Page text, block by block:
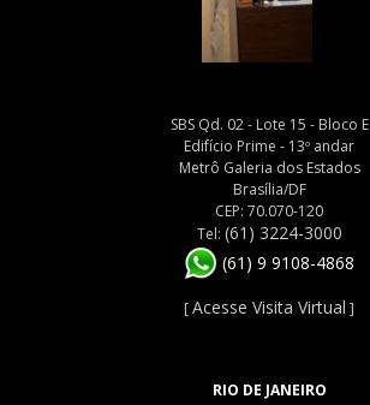
SBS Qd. 02 - Lote 15 - Bloco E
Edifício Prime - 13º andar
Metrô Galeria dos Estados
Brasília/DF
CEP: 70.070-120
Tel: (61) 3224-3000
(61) 9 9108-4868
[Acesse Visita Virtual ]
RIO DE JANEIRO